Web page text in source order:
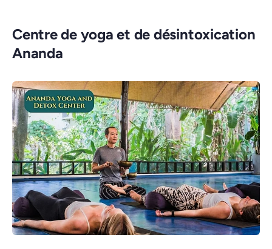
Centre de yoga et de désintoxication
Ananda